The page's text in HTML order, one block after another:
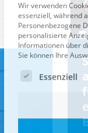
nach
CDU
Cookie-Details